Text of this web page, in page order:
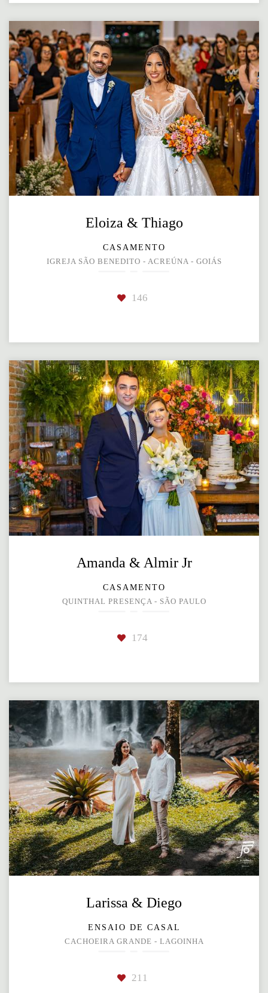
Eloiza & Thiago
CASAMENTO
IGREJA SÃO BENEDITO - ACREÚNA - GOIÁS
146
Amanda & Almir Jr
CASAMENTO
QUINTHAL PRESENÇA - SÃO PAULO
174
Larissa & Diego
ENSAIO DE CASAL
CACHOEIRA GRANDE - LAGOINHA
211